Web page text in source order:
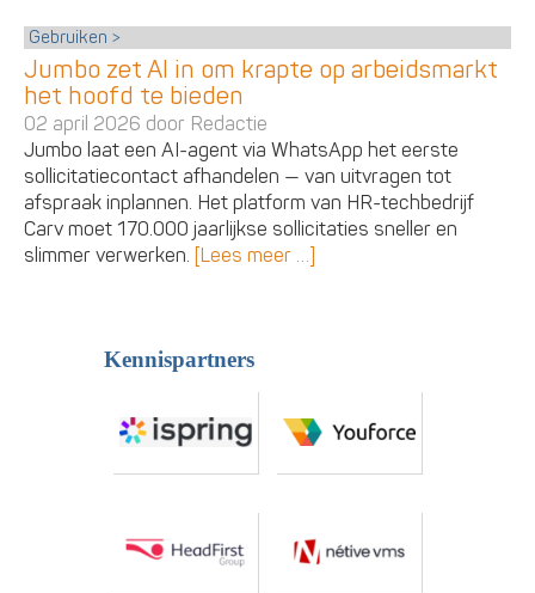
Gebruiken
Jumbo zet AI in om krapte op arbeidsmarkt
het hoofd te bieden
02 april 2026 door Redactie
Jumbo laat een AI-agent via WhatsApp het eerste
sollicitatiecontact afhandelen — van uitvragen tot
afspraak inplannen. Het platform van HR-techbedrijf
Carv moet 170.000 jaarlijkse sollicitaties sneller en
slimmer verwerken. [Lees meer …]
Kennispartners